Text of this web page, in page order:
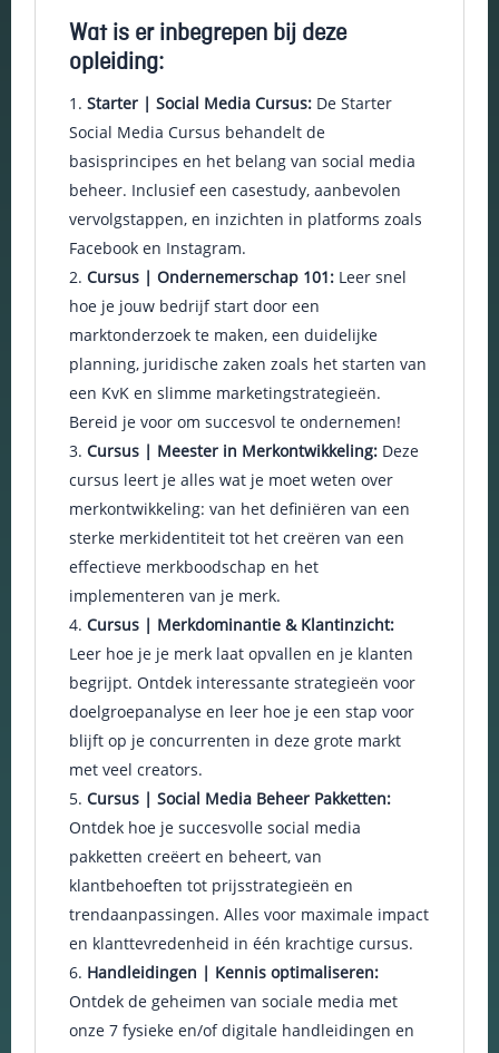
Wat is er inbegrepen bij deze
opleiding:
Starter | Social Media Cursus: De Starter
Social Media Cursus behandelt de
basisprincipes en het belang van social media
beheer. Inclusief een casestudy, aanbevolen
vervolgstappen, en inzichten in platforms zoals
Facebook en Instagram.
Cursus | Ondernemerschap 101: Leer snel
hoe je jouw bedrijf start door een
marktonderzoek te maken, een duidelijke
planning, juridische zaken zoals het starten van
een KvK en slimme marketingstrategieën.
Bereid je voor om succesvol te ondernemen!
Cursus | Meester in Merkontwikkeling: Deze
cursus leert je alles wat je moet weten over
merkontwikkeling: van het definiëren van een
sterke merkidentiteit tot het creëren van een
effectieve merkboodschap en het
implementeren van je merk.
Cursus | Merkdominantie & Klantinzicht:
Leer hoe je je merk laat opvallen en je klanten
begrijpt. Ontdek interessante strategieën voor
doelgroepanalyse en leer hoe je een stap voor
blijft op je concurrenten in deze grote markt
met veel creators.
Cursus | Social Media Beheer Pakketten:
Ontdek hoe je succesvolle social media
pakketten creëert en beheert, van
klantbehoeften tot prijsstrategieën en
trendaanpassingen. Alles voor maximale impact
en klanttevredenheid in één krachtige cursus.
Handleidingen | Kennis optimaliseren:
Ontdek de geheimen van sociale media met
onze 7 fysieke en/of digitale handleidingen en
verzamelen
data om
keuzes van
gebruikers te
zo de ervaring
te verbeteren
personaliseren.
Schakel
analytische
cookies in
Deze
cookies
te begrijpen
bezoekers
onze
website,
fouten
en om
betere
algehele
analyses uit
te voeren.